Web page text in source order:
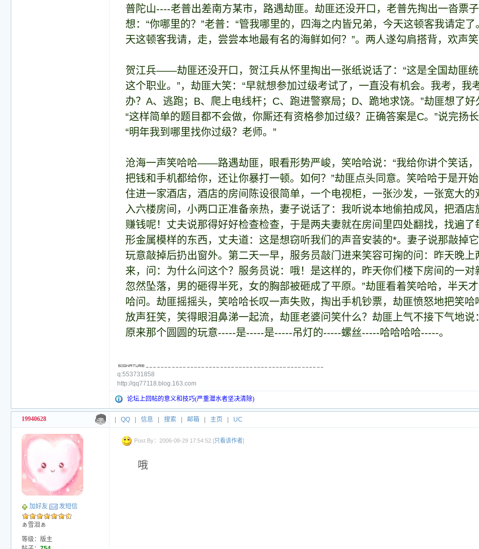
普陀山----老普出差南方某市，路遇劫匪。劫匪还没开口，老普先掏出一沓票
想：“你哪里的？”老普：“管我哪里的，四海之内皆兄弟，今天这顿客我请定
天这顿客我请，走，尝尝本地最有名的海鲜如何？”。两人遂勾肩搭背，欢声笑
贺江兵——劫匪还没开口，贺江兵从怀里掏出一张纸说话了：“这是全国劫匪
这个职业。”，劫匪大笑：“早就想参加过级考试了，一直没有机会。我考，我
办？A、逃跑；B、爬上电线杆；C、跑进警察局；D、跪地求饶。”劫匪想了好
“这样简单的题目都不会做，你厮还有资格参加过级？正确答案是C。”说完扬
“明年我到哪里找你过级？老师。”
沧海一声笑哈哈——路遇劫匪，眼看形势严峻，笑哈哈说：“我给你讲个笑话
把钱和手机都给你，还让你暴打一顿。如何？”劫匪点头同意。笑哈哈于是开
住进一家酒店，酒店的房间陈设很简单，一个电视柜，一张沙发，一张宽大
入六楼房间，小两口正准备亲热，妻子说话了：我听说本地偷拍成风，把酒
赚钱呢！丈夫说那得好好检查检查，于是两夫妻就在房间里四处翻找，找遍
形金属模样的东西，丈夫道：这是想窃听我们的声音安装的*。妻子说那敲掉
玩意敲掉后扔出窗外。第二天一早，服务员敲门进来笑容可掬的问：昨天晚
来，问：为什么问这个？服务员说：哦！是这样的，昨天你们楼下房间的一
忽然坠落，男的砸得半死，女的胸部被砸成了平原。”劫匪看着笑哈哈，半天
哈问。劫匪摇摇头，笑哈哈长叹一声失败，掏出手机钞票，劫匪愤怒地把笑
放声狂笑，笑得眼泪鼻涕一起流，劫匪老婆问笑什么？劫匪上气不接下气地说
原来那个圆圆的玩意-----是-----是-----吊灯的-----螺丝-----哈哈哈哈-----。
q:553731858
http://qq77118.blog.163.com
论坛上回帖的意义和技巧(严重潜水者坚决清除)
19940628 QQ 信息 搜索 邮箱 主页 UC
加好友 发短信
ぁ雪泪ぁ
等级：版主
Post By：2006-08-29 17:54:52 [只看该作者]
哦